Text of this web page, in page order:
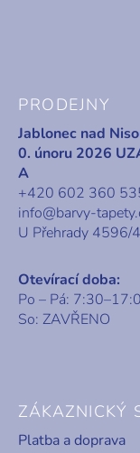
PRODEJNY
Jablonec nad
0. únoru 2026
A
+420 602 360
info@barvy-
U Přehrady 4596/
Otevírací doba:
Po – Pá:
So: ZAVŘENO
ZÁKAZNICKÝ
Platba a doprava